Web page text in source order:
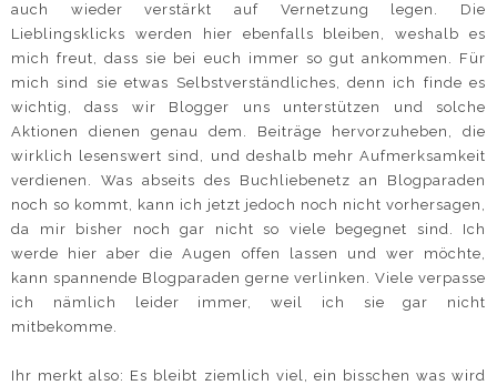
auch wieder verstärkt auf Vernetzung legen. Die
Lieblingsklicks werden hier ebenfalls bleiben, weshalb es
mich freut, dass sie bei euch immer so gut ankommen. Für
mich sind sie etwas Selbstverständliches, denn ich finde es
wichtig, dass wir Blogger uns unterstützen und solche
Aktionen dienen genau dem. Beiträge hervorzuheben, die
wirklich lesenswert sind, und deshalb mehr Aufmerksamkeit
verdienen. Was abseits des Buchliebenetz an Blogparaden
noch so kommt, kann ich jetzt jedoch noch nicht vorhersagen,
da mir bisher noch gar nicht so viele begegnet sind. Ich
werde hier aber die Augen offen lassen und wer möchte,
kann spannende Blogparaden gerne verlinken. Viele verpasse
ich nämlich leider immer, weil ich sie gar nicht
mitbekomme.
Ihr merkt also: Es bleibt ziemlich viel, ein bisschen was wird